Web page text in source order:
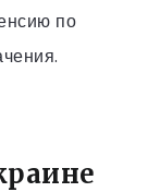
по